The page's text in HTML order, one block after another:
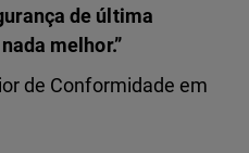
de última
melhor.”
de Conformidade em